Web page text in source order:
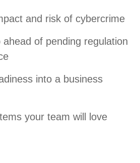
and risk of cybercrime
of pending regulation
into a business
your team will love